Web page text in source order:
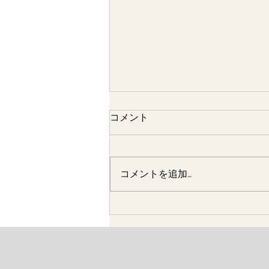
嫁さんの実家にて
コメント
コメントを追加…